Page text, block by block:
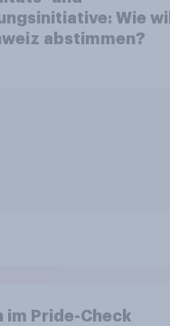
Wie will
abstimmen?
im Pride-Check